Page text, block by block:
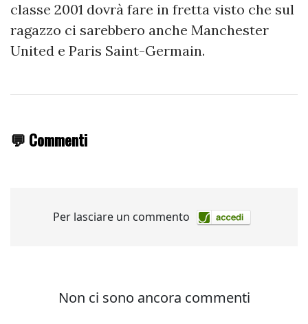
classe 2001 dovrà fare in fretta visto che sul
ragazzo ci sarebbero anche Manchester
United e Paris Saint-Germain.
💬 Commenti